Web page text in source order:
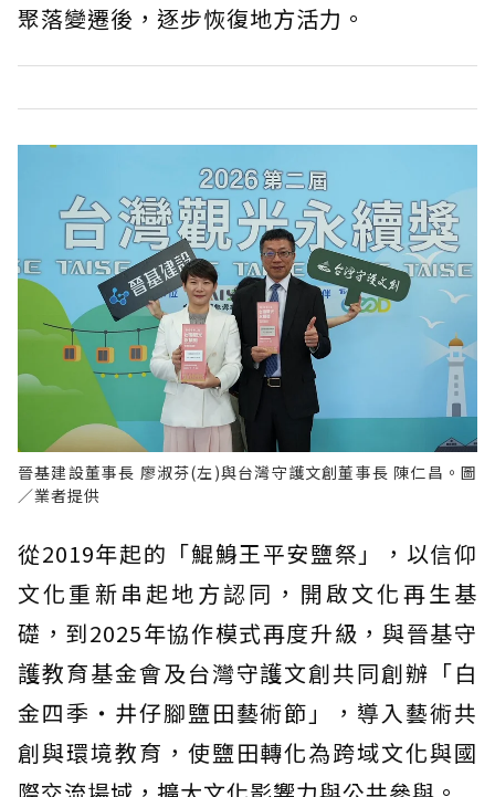
聚落變遷後，逐步恢復地方活力。
晉基建設董事長 廖淑芬(左)與台灣守護文創董事長 陳仁昌。圖
／業者提供
從2019年起的「鯤鯓王平安鹽祭」，以信仰
文化重新串起地方認同，開啟文化再生基
礎，到2025年協作模式再度升級，與晉基守
護教育基金會及台灣守護文創共同創辦「白
金四季・井仔腳鹽田藝術節」，導入藝術共
創與環境教育，使鹽田轉化為跨域文化與國